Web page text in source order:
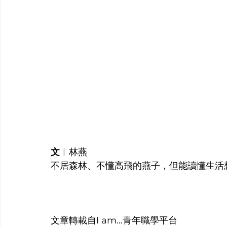
文 ︱ 林燕
不居森林、不懂高飛的燕子，但能讀懂生活
文章轉載自I am…青年職學平台